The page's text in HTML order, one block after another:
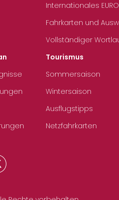
Internationales
Fahrkarten und
Vollständiger
Tourismus
Sommersaison
Wintersaison
Ausflugstipps
Netzfahrkarten